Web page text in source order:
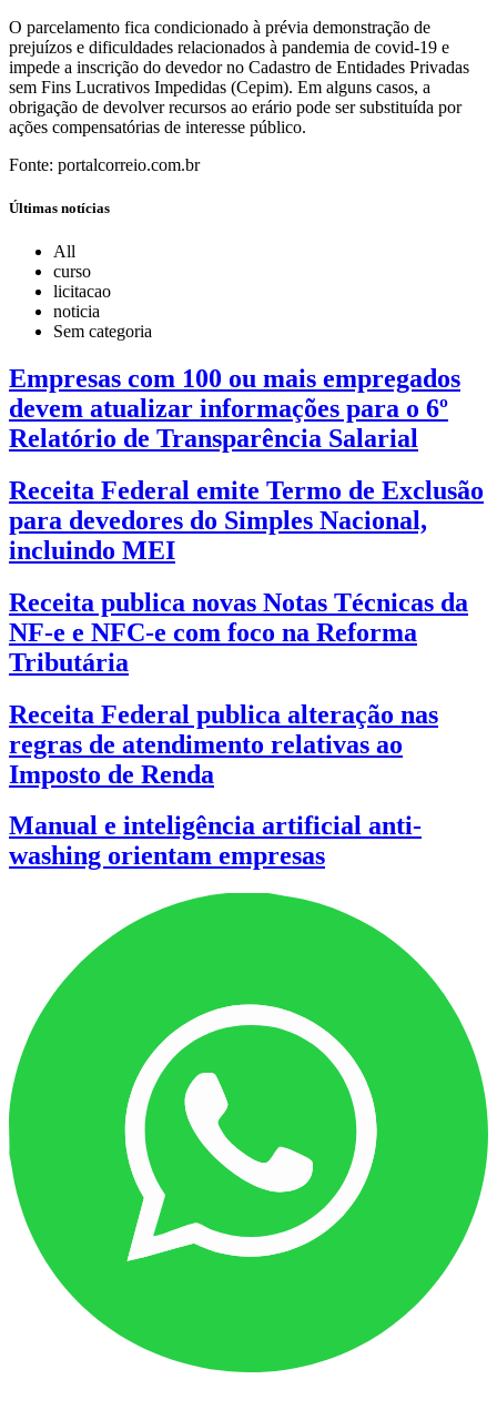
O parcelamento fica condicionado à prévia demonstração de
prejuízos e dificuldades relacionados à pandemia de covid-19 e
impede a inscrição do devedor no Cadastro de Entidades Privadas
sem Fins Lucrativos Impedidas (Cepim). Em alguns casos, a
obrigação de devolver recursos ao erário pode ser substituída por
ações compensatórias de interesse público.
Fonte: portalcorreio.com.br
Últimas notícias
All
curso
licitacao
noticia
Sem categoria
Empresas com 100 ou mais empregados
devem atualizar informações para o 6º
Relatório de Transparência Salarial
Receita Federal emite Termo de Exclusão
para devedores do Simples Nacional,
incluindo MEI
Receita publica novas Notas Técnicas da
NF-e e NFC-e com foco na Reforma
Tributária
Receita Federal publica alteração nas
regras de atendimento relativas ao
Imposto de Renda
Manual e inteligência artificial anti-
washing orientam empresas